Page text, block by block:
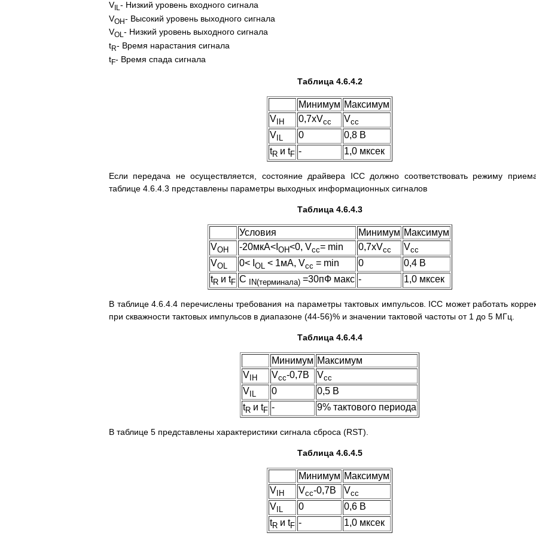
VIL - Низкий уровень входного сигнала
VOH- Высокий уровень выходного сигнала
VOL - Низкий уровень выходного сигнала
tR- Время нарастания сигнала
tF- Время спада сигнала
Таблица 4.6.4.2
Минимум Максимум
V IH 0,7xVcc Vcc
V IL 0
0,8 В
tR и tF - 1,0 мксек
Если передача не осуществляется, состояние драйвера ICC должно соответствовать режиму
таблице 4.6.4.3 представлены параметры выходных информационных сигналов
Таблица 4.6.4.3
Условия Минимум Максимум
VOH -20мкА<I OH<0, Vcc= min 0,7xVcc Vcc
VOL 0< I OL < 1мА, Vcc = min 0
0,4 В
tRи tF C IN(терминала)=30пФ макс - 1,0 мксек
В таблице 4.6.4.4 перечислены требования на параметры тактовых импульсов. ICC может работать
при скважности тактовых импульсов в диапазоне (44-56)% и значении тактовой частоты от 1 до 5 МГц.
Таблица 4.6.4.4
Минимум Максимум
V IH Vcc-0,7В Vcc
V IL 0
0,5 В
tR и tF - 9% тактового периода
В таблице 5 представлены характеристики сигнала сброса (RST).
Таблица 4.6.4.5
Минимум Максимум
V IH Vcc-0,7В Vcc
V IL 0
0,6 В
tR и tF - 1,0 мксек